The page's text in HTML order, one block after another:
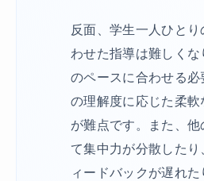
反面、学生一人ひと
わせた指導は難しく
のペースに合わせる
の理解度に応じた柔
が難点です。また、
て集中力が分散した
ィードバックが遅れ